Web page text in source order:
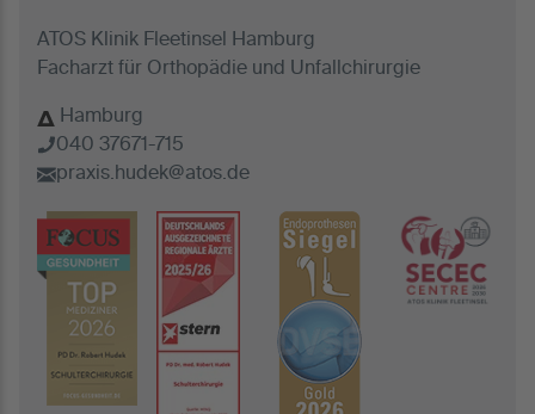
ATOS Klinik Fleetinsel Hamburg
Facharzt für Orthopädie und Unfallchirurgie
Hamburg
040 37671-715
praxis.hudek@atos.de